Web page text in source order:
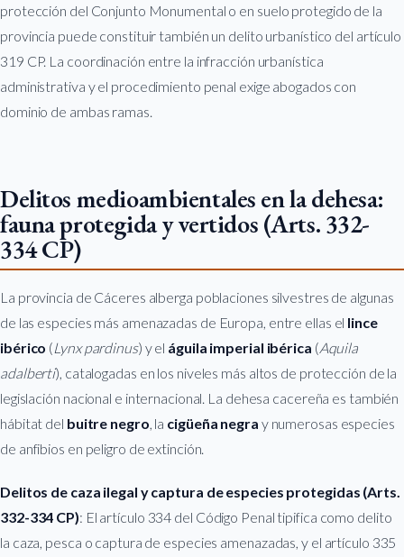
protección del Conjunto Monumental o en suelo protegido de la
provincia puede constituir también un delito urbanístico del artículo
319 CP. La coordinación entre la infracción urbanística
administrativa y el procedimiento penal exige abogados con
dominio de ambas ramas.
Delitos medioambientales en la dehesa:
fauna protegida y vertidos (Arts. 332-
334 CP)
La provincia de Cáceres alberga poblaciones silvestres de algunas
de las especies más amenazadas de Europa, entre ellas el lince
ibérico (Lynx pardinus) y el águila imperial ibérica (Aquila
adalberti), catalogadas en los niveles más altos de protección de la
legislación nacional e internacional. La dehesa cacereña es también
hábitat del buitre negro, la cigüeña negra y numerosas especies
de anfibios en peligro de extinción.
Delitos de caza ilegal y captura de especies protegidas (Arts.
332-334 CP): El artículo 334 del Código Penal tipifica como delito
la caza, pesca o captura de especies amenazadas, y el artículo 335